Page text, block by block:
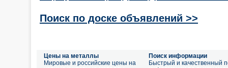
Поиск по доске объявлений >>
Цены на металлы
Мировые и российские цены на
Поиск информации
Быстрый и качественный